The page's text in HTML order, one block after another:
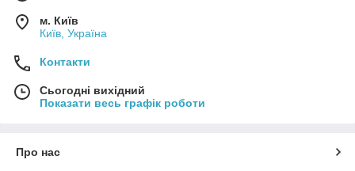
м. Київ
Київ, Україна
Контакти
Сьогодні вихідний
Показати весь графік роботи
Про нас